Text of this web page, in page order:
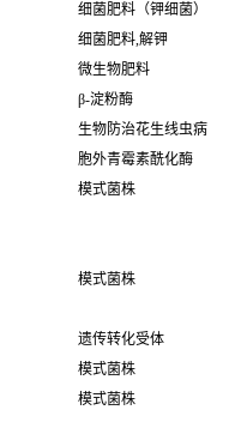
细菌肥料（钾细菌）
细菌肥料,解钾
微生物肥料
β-淀粉酶
生物防治花生线虫病
胞外青霉素酰化酶
模式菌株
模式菌株
遗传转化受体
模式菌株
模式菌株